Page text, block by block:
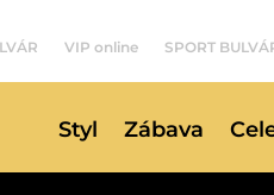
VIP online SPORT
Styl Zábava